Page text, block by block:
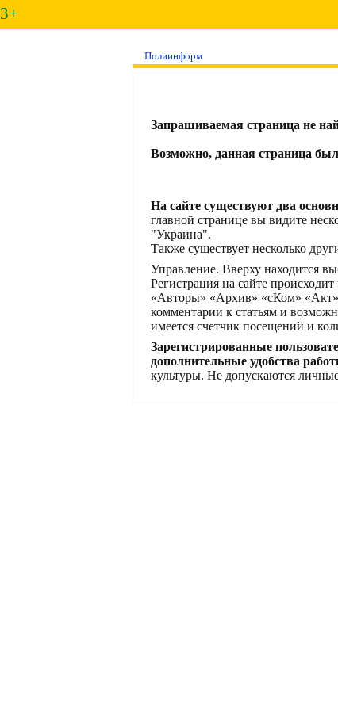
3+
Полиинформ
Запрашиваемая страница не
Возможно, данная страница
На сайте существуют два
главной странице вы видите
"Украина".
Также существует несколько
Управление. Вверху находится
Регистрация на сайте происходит
«Авторы» «Архив» «сКом»
комментарии к статьям и
имеется счетчик посещений и
Зарегистрированные
дополнительные удобства
культуры. Не допускаются